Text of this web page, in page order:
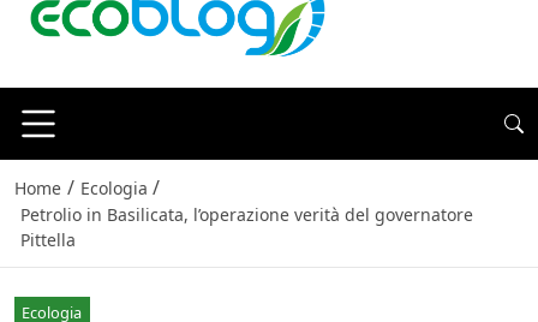
Home / Ecologia /
Petrolio in Basilicata, l’operazione verità del governatore
Pittella
Ecologia